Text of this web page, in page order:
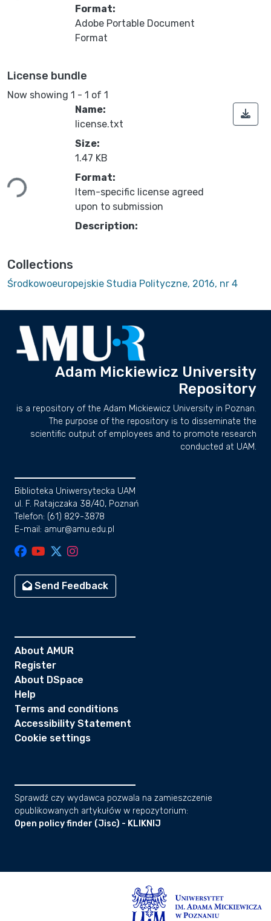
Format:
Adobe Portable Document
Format
License bundle
Now showing 1 - 1 of 1
Name:
license.txt
Size:
1.47 KB
Format:
Item-specific license agreed
upon to submission
Description:
Collections
Środkowoeuropejskie Studia Polityczne, 2016, nr 4
Adam Mickiewicz University
Repository
is a repository of the Adam Mickiewicz University in Poznan.
The purpose of the repository is to disseminate the
scientific output of employees and to promote research
conducted at UAM.
Biblioteka Uniwersytecka UAM
ul. F. Ratajczaka 38/40, Poznań
Telefon: (61) 829-3878
E-mail: amur@amu.edu.pl
Send Feedback
About AMUR
Register
About DSpace
Help
Terms and conditions
Accessibility Statement
Cookie settings
Sprawdź czy wydawca pozwala na zamieszczenie
opublikowanych artykułów w repozytorium:
Open policy finder (Jisc) - KLIKNIJ